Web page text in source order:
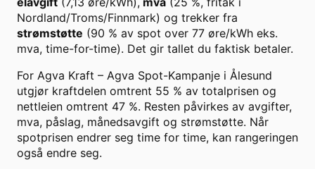
Nordland/Troms/Finnmark) og trekker fra
strømstøtte (90 % av spot over 77 øre/kWh eks.
mva, time-for-time). Det gir tallet du faktisk betaler.
For Agva Kraft – Agva Spot-Kampanje i Ålesund
utgjør kraftdelen omtrent 55 % av totalprisen og
nettleien omtrent 47 %. Resten påvirkes av avgifter,
mva, påslag, månedsavgift og strømstøtte. Når
spotprisen endrer seg time for time, kan rangeringen
også endre seg.